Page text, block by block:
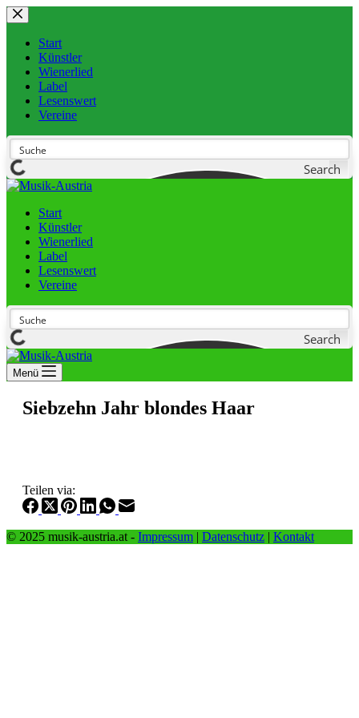
Start
Künstler
Wienerlied
Label
Lesenswert
Vereine
Search
Start
Künstler
Wienerlied
Label
Lesenswert
Vereine
Search
Menü
Siebzehn Jahr blondes Haar
Teilen via:
© 2025 musik-austria.at - Impressum | Datenschutz | Kontakt